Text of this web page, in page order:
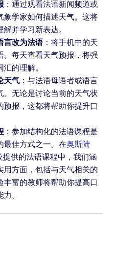
：通过观看法语新闻频道或
象学家如何描述天气。这将
并学习新表达。
言改为法语：将手机中的天
。每天查看天气预报，将强
的理解。
天气：与法语母语者或语言
。无论是讨论当前的天气状
预报，这都将帮助你提升口
：参加结构化的法语课程是
最佳方式之一。在奥斯陆
提供的法语课程中，我们涵
用方面，包括与天气相关的
丰富的教师将帮助你提高口
。